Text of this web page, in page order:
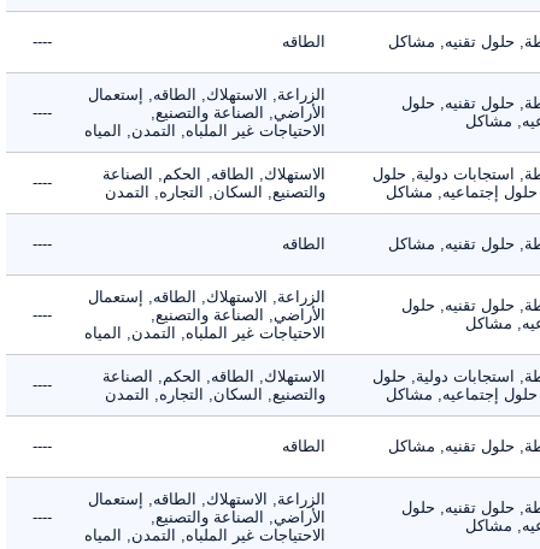
حلول تقنيه, مشاكل الطاقه ----
حلول تقنيه, حلول
مشاكل
الزراعة, الاستهلاك, الطاقه, إستعمال
الأراضي, الصناعة والتصنيع,
الاحتياجات غير الملباه, التمدن, المياه
----
استجابات دولية, حلول
إجتماعيه, مشاكل
الاستهلاك, الطاقه, الحكم, الصناعة
والتصنيع, السكان, التجاره, التمدن
----
حلول تقنيه, مشاكل الطاقه ----
حلول تقنيه, حلول
مشاكل
الزراعة, الاستهلاك, الطاقه, إستعمال
الأراضي, الصناعة والتصنيع,
الاحتياجات غير الملباه, التمدن, المياه
----
استجابات دولية, حلول
إجتماعيه, مشاكل
الاستهلاك, الطاقه, الحكم, الصناعة
والتصنيع, السكان, التجاره, التمدن
----
حلول تقنيه, مشاكل الطاقه ----
حلول تقنيه, حلول
مشاكل
الزراعة, الاستهلاك, الطاقه, إستعمال
الأراضي, الصناعة والتصنيع,
الاحتياجات غير الملباه, التمدن, المياه
----